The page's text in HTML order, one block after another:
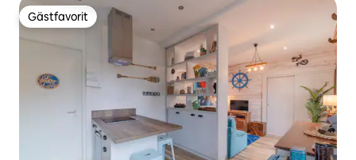
Gästfavorit
Gästfavorit